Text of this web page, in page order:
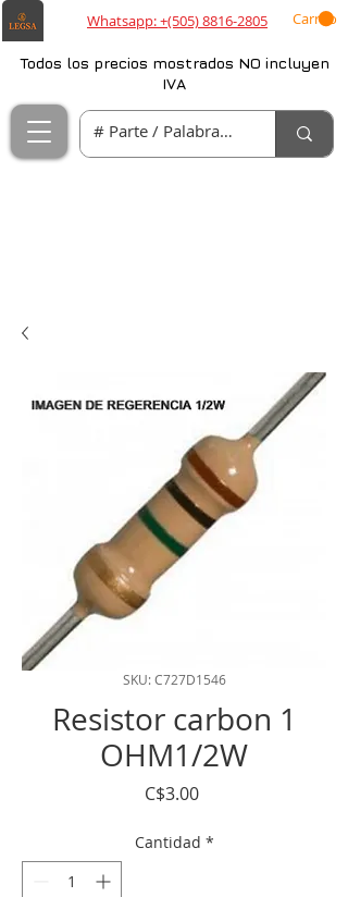
Whatsapp: +(505) 8816-2805 Carrito
Todos los precios mostrados NO incluyen
IVA
SKU: C727D1546
Resistor carbon 1
OHM1/2W
C$3.00Precio
Cantidad *